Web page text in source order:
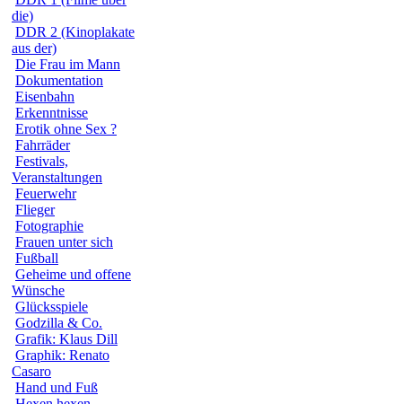
die)
DDR 2 (Kinoplakate
aus der)
Die Frau im Mann
Dokumentation
Eisenbahn
Erkenntnisse
Erotik ohne Sex ?
Fahrräder
Festivals,
Veranstaltungen
Feuerwehr
Flieger
Fotographie
Frauen unter sich
Fußball
Geheime und offene
Wünsche
Glücksspiele
Godzilla & Co.
Grafik: Klaus Dill
Graphik: Renato
Casaro
Hand und Fuß